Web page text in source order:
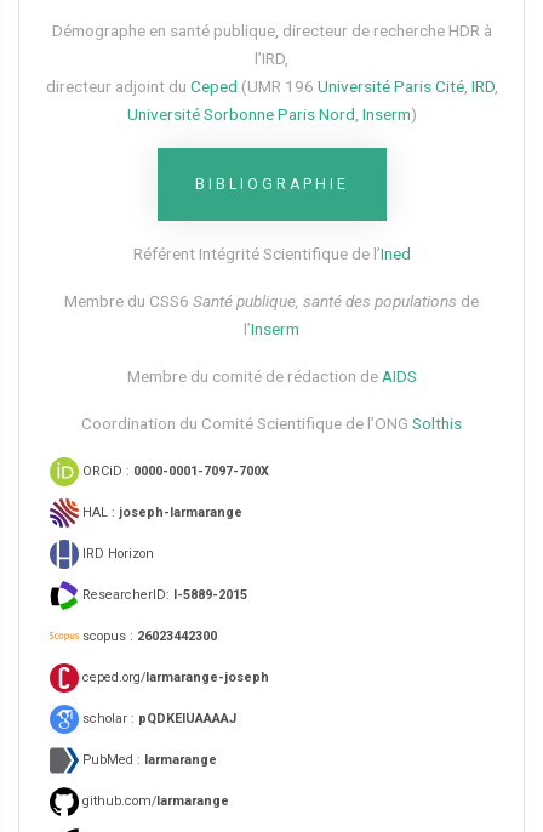
Démographe en santé publique, directeur de recherche HDR à
l’IRD,
directeur adjoint du Ceped (UMR 196 Université Paris Cité, IRD,
Université Sorbonne Paris Nord Inserm)
BIBLIOGRAPHIE
Référent Intégrité Scientifique de l’Ined
Membre du CSS6​ Santé publique, santé des populations de
l’Inserm
Membre du comité de rédaction de AIDS
Coordination du Comité Scientifique de l’ONG Solthis
ORCiD : 0000-0001-7097-700X
HAL : joseph-larmarange
IRD Horizon
ResearcherID: I-5889-2015
scopus : 26023442300
ceped.org/larmarange-joseph
scholar : pQDKEIUAAAAJ
PubMed : larmarange
github.com/larmarange